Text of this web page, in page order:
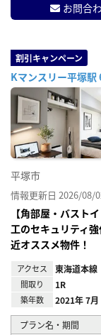
お問合
割引キャンペーン
Kマンスリー平塚
平塚市
情報更新日 2026/08/
【角部屋・バスト
工のセキュリティ
近オススメ物件！
アクセス 東海道本線
間取り 1R
築年数 2021年 7月
プラン名・期間